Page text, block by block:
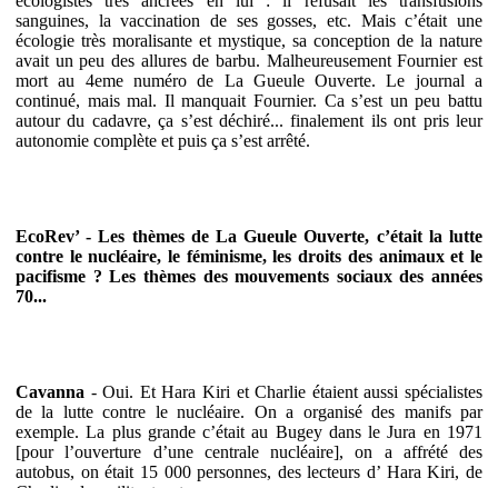
sanguines, la vaccination de ses gosses, etc. Mais c’était une
écologie très moralisante et mystique, sa conception de la nature
avait un peu des allures de barbu. Malheureusement Fournier est
mort au 4eme numéro de La Gueule Ouverte. Le journal a
continué, mais mal. Il manquait Fournier. Ca s’est un peu battu
autour du cadavre, ça s’est déchiré... finalement ils ont pris leur
autonomie complète et puis ça s’est arrêté.
EcoRev’ - Les thèmes de La Gueule Ouverte, c’était la lutte
contre le nucléaire, le féminisme, les droits des animaux et le
pacifisme ? Les thèmes des mouvements sociaux des années
70...
Cavanna - Oui. Et Hara Kiri et Charlie étaient aussi spécialistes
de la lutte contre le nucléaire. On a organisé des manifs par
exemple. La plus grande c’était au Bugey dans le Jura en 1971
[pour l’ouverture d’une centrale nucléaire], on a affrété des
autobus, on était 15 000 personnes, des lecteurs d’ Hara Kiri, de